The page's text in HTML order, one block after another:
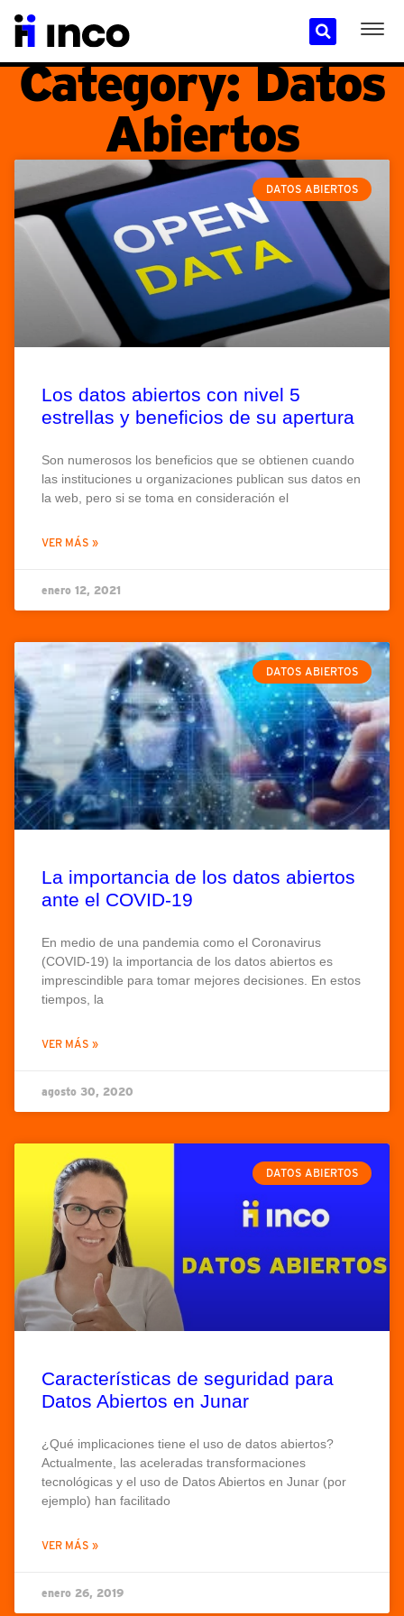
Category: Datos
Abiertos
DATOS ABIERTOS
Los datos abiertos con nivel 5
estrellas y beneficios de su apertura
Son numerosos los beneficios que se obtienen cuando
las instituciones u organizaciones publican sus datos en
la web, pero si se toma en consideración el
VER MÁS »
enero 12, 2021
DATOS ABIERTOS
La importancia de los datos abiertos
ante el COVID-19
En medio de una pandemia como el Coronavirus
(COVID-19) la importancia de los datos abiertos es
imprescindible para tomar mejores decisiones. En estos
tiempos, la
VER MÁS »
agosto 30, 2020
DATOS ABIERTOS
Características de seguridad para
Datos Abiertos en Junar
¿Qué implicaciones tiene el uso de datos abiertos?
Actualmente, las aceleradas transformaciones
tecnológicas y el uso de Datos Abiertos en Junar (por
ejemplo) han facilitado
VER MÁS »
enero 26, 2019